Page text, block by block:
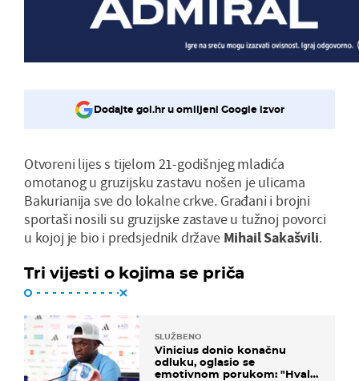
Dodajte gol.hr u omiljeni Google izvor
Otvoreni lijes s tijelom 21-godišnjeg mladića
omotanog u gruzijsku zastavu nošen je ulicama
Bakurianija sve do lokalne crkve. Građani i brojni
sportaši nosili su gruzijske zastave u tužnoj povorci
u kojoj je bio i predsjednik države Mihail Sakašvili.
Tri vijesti o kojima se priča
SLUŽBENO
Vinicius donio konačnu
odluku, oglasio se
emotivnom porukom: "Hvala